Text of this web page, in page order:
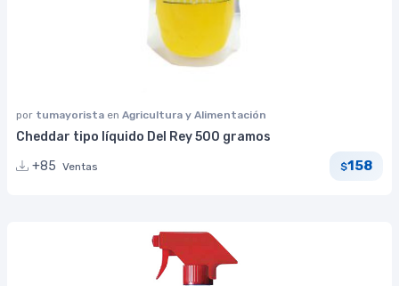
por tumayorista en Agricultura y Alimentación
Cheddar tipo líquido Del Rey 500 gramos
+85 Ventas $158